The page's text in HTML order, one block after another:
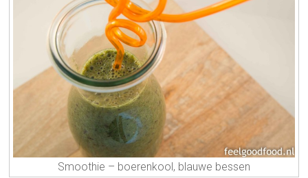
Smoothie – boerenkool, blauwe bessen